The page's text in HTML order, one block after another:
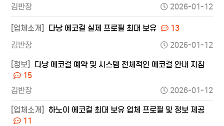
김반장
2026-01-12
[업체소개] 다낭 에코걸 실제 프로필 최대 보유
13
김반장
2026-01-12
[정보]
다낭 에코걸 예약 및 시스템 전체적인 에코걸 안내 지침
15
김반장
2026-01-12
[업체소개]
하노이 에코걸 최대 보유 업체 프로필 및 정보 제공
11